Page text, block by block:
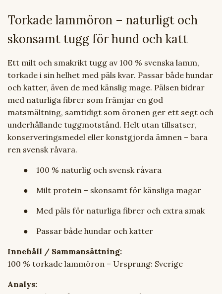
Torkade lammöron – naturligt och
skonsamt tugg för hund och katt
Ett milt och smakrikt tugg av 100 % svenska lamm,
torkade i sin helhet med päls kvar. Passar både hundar
och katter, även de med känslig mage. Pälsen bidrar
med naturliga fibrer som främjar en god
matsmältning, samtidigt som öronen ger ett segt och
underhållande tuggmotstånd. Helt utan tillsatser,
konserveringsmedel eller konstgjorda ämnen – bara
ren svensk råvara.
● 100 % naturlig och svensk råvara
● Milt protein – skonsamt för känsliga magar
● Med päls för naturliga fibrer och extra smak
● Passar både hundar och katter
Innehåll / Sammansättning:
100 % torkade lammöron – Ursprung: Sverige
Analys: